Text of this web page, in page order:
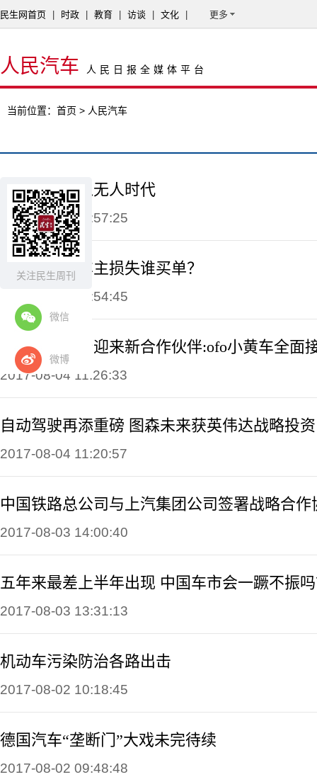
关注民生周刊
微信
微博
民生网首页 时政 教育 访谈 文化 更多
人民汽车 人民日报全媒体平台
当前位置： 首页 > 人民汽车
出行正在步入无人时代
2017-08-07 09:57:25
车库泡水，车主损失谁买单？
2017-08-07 09:54:45
高德易行平台迎来新合作伙伴:ofo小黄车全面
2017-08-04 11:26:33
自动驾驶再添重磅 图森未来获英伟达战略投资
2017-08-04 11:20:57
中国铁路总公司与上汽集团公司签署战略合作
2017-08-03 14:00:40
五年来最差上半年出现 中国车市会一蹶不振
2017-08-03 13:31:13
机动车污染防治各路出击
2017-08-02 10:18:45
德国汽车“垄断门”大戏未完待续
2017-08-02 09:48:48